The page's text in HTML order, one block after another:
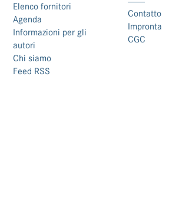
Elenco fornitori
Agenda
Informazioni per gli
autori
Chi siamo
Feed RSS
Contatto
Impronta
CGC